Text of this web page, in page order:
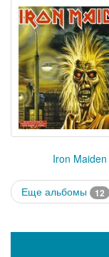
Iron Maiden
Еще альбомы 12